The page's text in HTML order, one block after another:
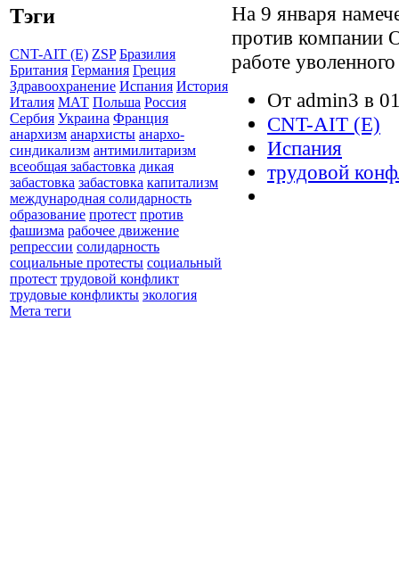
Тэги
CNT-AIT (E) ZSP Бразилия
Британия Германия Греция
Здравоохранение Испания История
Италия МАТ Польша Россия
Сербия Украина Франция
анархизм анархисты анархо-
синдикализм антимилитаризм
всеобщая забастовка дикая
забастовка забастовка капитализм
международная солидарность
образование протест против
фашизма рабочее движение
репрессии солидарность
социальные протесты социальный
протест трудовой конфликт
трудовые конфликты экология
Мета теги
На 9 января
против компании
работе
От admin3 в
CNT-AIT (E)
Испания
трудовой